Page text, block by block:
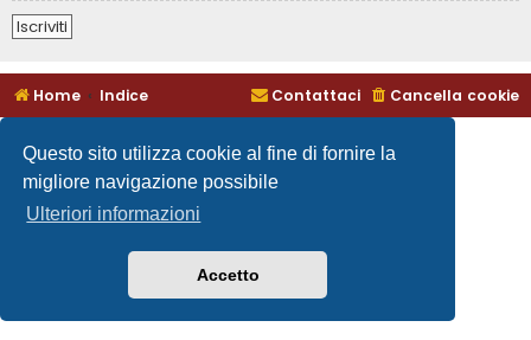
Questo sito utilizza cookie al fine di fornire la
migliore navigazione possibile
Ulteriori informazioni
Accetto
Iscriviti
Home Indice Cancella cookie
Contattaci